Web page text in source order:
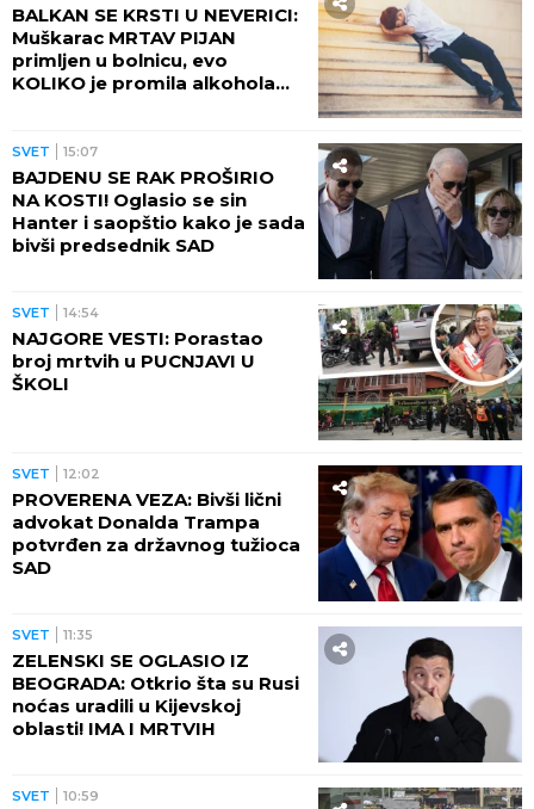
BALKAN SE KRSTI U NEVERICI:
Muškarac MRTAV PIJAN
primljen u bolnicu, evo
KOLIKO je promila alkohola
SVET 15:07
BAJDENU SE RAK PROŠIRIO
NA KOSTI! Oglasio se sin
Hanter i saopštio kako je sada
bivši predsednik SAD
SVET 14:54
NAJGORE VESTI: Porastao
broj mrtvih u PUCNJAVI U
ŠKOLI
SVET 12:02
PROVERENA VEZA: Bivši lični
advokat Donalda Trampa
potvrđen za državnog tužioca
SAD
SVET 11:35
ZELENSKI SE OGLASIO IZ
BEOGRADA: Otkrio šta su Rusi
noćas uradili u Kijevskoj
oblasti! IMA I MRTVIH
SVET 10:59